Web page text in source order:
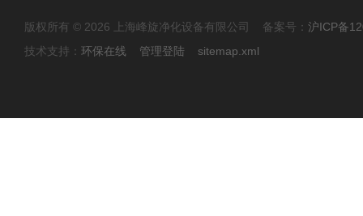
版权所有 © 2026 上海峰旋净化设备有限公司 备案号： 沪ICP备
技术支持： 环保在线 管理登陆 sitemap.xml